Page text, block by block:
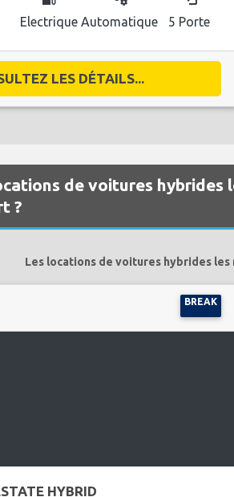
Electrique Automatique 5 Porte
LES DÉTAILS...
de voitures hybrides
?
Les locations de voitures hybrides
BREAK
HYBRID